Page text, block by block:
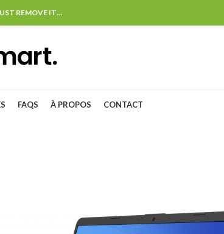
REMOVE IT…
FAQS À PROPOS CONTACT